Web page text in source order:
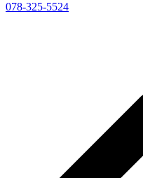
078-325-5524